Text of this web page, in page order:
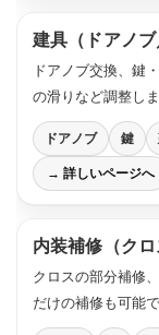
建具（ドアノブ
ドアノブ交換、鍵
の滑りなど調整しま
ドアノブ 鍵
→ 詳しいページへ
内装補修（クロ
クロスの部分補修
だけの補修も可能で